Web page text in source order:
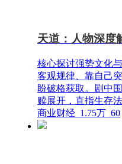
天道：人物深度
核心探讨强势文化
客观规律、靠自己
盼破格获取。剧中
赎展开，直指生存
商业财经 1.75万 60